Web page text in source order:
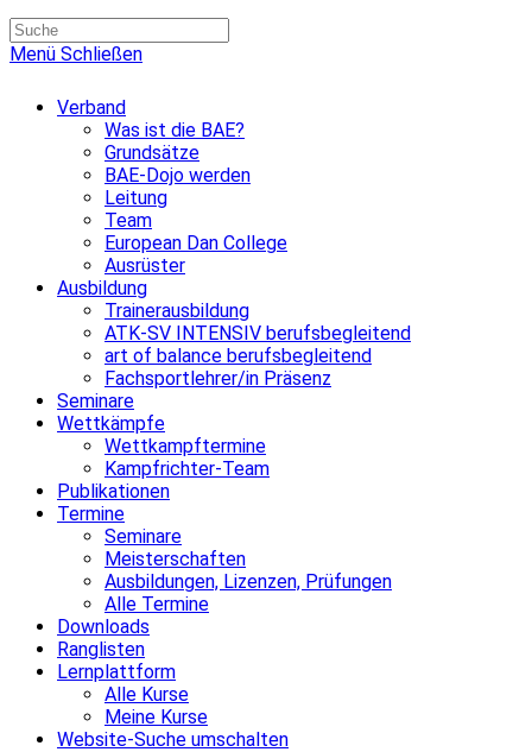
Menü Schließen
Verband
Was ist die BAE?
Grundsätze
BAE-Dojo werden
Leitung
Team
European Dan College
Ausrüster
Ausbildung
Trainerausbildung
ATK-SV INTENSIV berufsbegleitend
art of balance berufsbegleitend
Fachsportlehrer/in Präsenz
Seminare
Wettkämpfe
Wettkampftermine
Kampfrichter-Team
Publikationen
Termine
Seminare
Meisterschaften
Ausbildungen, Lizenzen, Prüfungen
Alle Termine
Downloads
Ranglisten
Lernplattform
Alle Kurse
Meine Kurse
Website-Suche umschalten